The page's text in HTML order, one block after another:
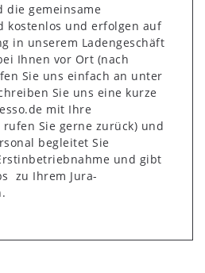
die gemeinsame
kostenlos und erfolgen auf
in unserem Ladengeschäft
Ihnen vor Ort (nach
Sie uns einfach an unter
Sie uns eine kurze
mit Ihre
Sie gerne zurück) und
begleitet Sie
und gibt
zu Ihrem Jura-